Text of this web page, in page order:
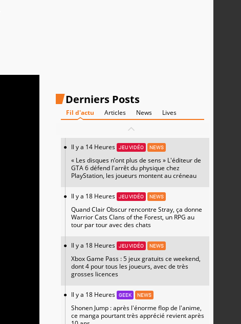
Derniers Posts
Fil d'actu Articles News Lives
Il y a 14 Heures JEU VIDÉO NEWS
« Les disques n’ont plus de sens » L'éditeur de
GTA 6 défend l'arrêt du physique chez
PlayStation, les joueurs montent au créneau
Il y a 18 Heures JEU VIDÉO NEWS
Quand Clair Obscur rencontre Stray, ça donne
Warrior Cats Clans of the Forest, un RPG au
tour par tour avec des chats
Il y a 18 Heures JEU VIDÉO NEWS
Xbox Game Pass : 5 jeux gratuits ce weekend,
dont 4 pour tous les joueurs, avec de très
grosses licences
Il y a 18 Heures GEEK NEWS
Shonen Jump : après l'énorme flop de l'anime,
ce manga pourtant très apprécié revient après